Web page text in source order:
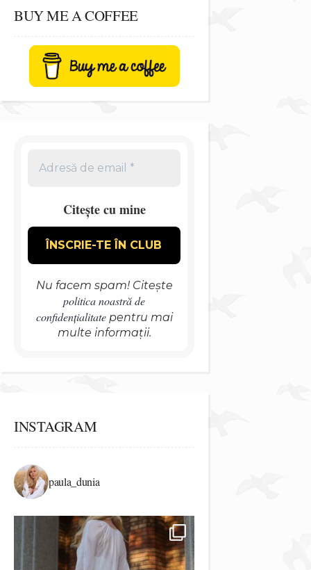
BUY ME A COFFEE
Citește cu mine
Nu facem spam! Citește
politica noastră de
confidențialitatepentru mai
multe informații.
INSTAGRAM
paula_dunia